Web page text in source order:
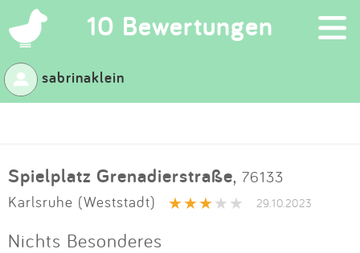
10 Bewertungen ×
Suchen
App
Blog
sabrinaklein
Spielplatz Grenadierstraße, 76133
Karlsruhe (Weststadt)
29.10.2023
Nichts Besonderes